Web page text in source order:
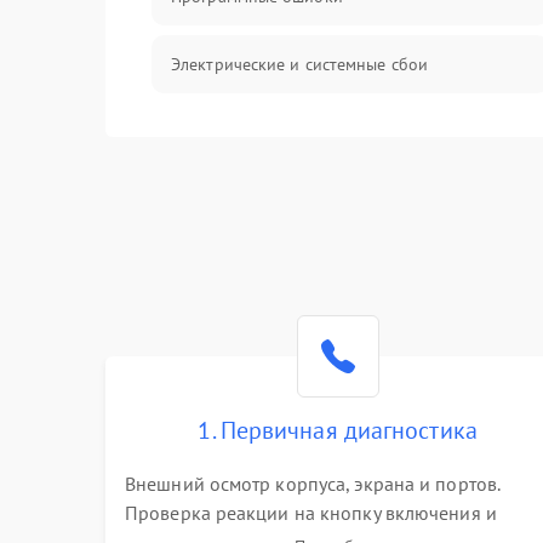
Электрические и системные сбои
Система охлаждения
1. Первичная диагностика
Внешний осмотр корпуса, экрана и портов.
Проверка реакции на кнопку включения и